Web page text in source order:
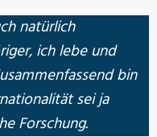
natürlich
ich lebe und
bin
sei ja
Forschung.